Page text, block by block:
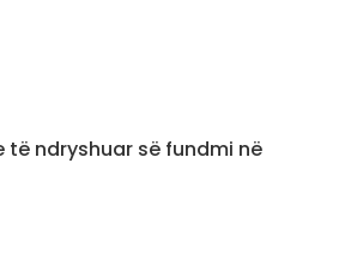
të ndryshuar së fundmi në